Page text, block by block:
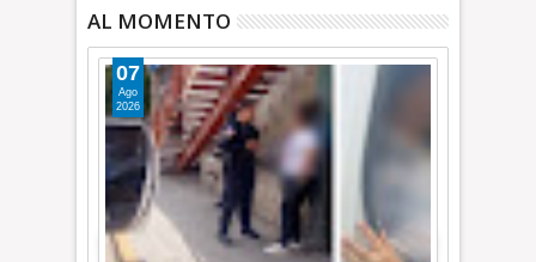
AL MOMENTO
07
Ago
2026